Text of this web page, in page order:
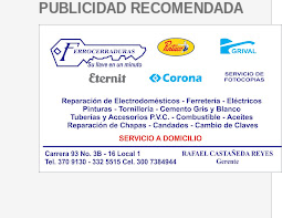
PUBLICIDAD RECOMENDADA